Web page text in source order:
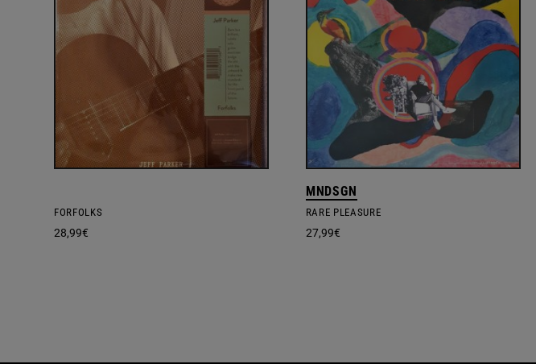
FORFOLKS
28,99€
MNDSGN
RARE PLEASURE
27,99€